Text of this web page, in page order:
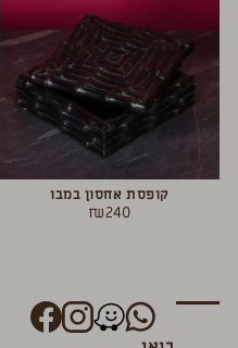
קופסת אחסון במבו
₪240